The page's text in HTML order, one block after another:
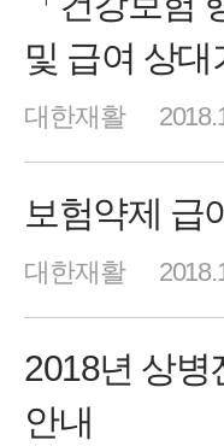
및 급여 상
대한재활
보험약제 급
대한재활
2018년 상병
안내